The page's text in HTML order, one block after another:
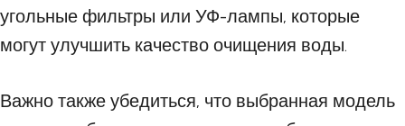
угольные фильтры или УФ-лампы, которые
могут улучшить качество очищения воды.
Важно также убедиться, что выбранная модель